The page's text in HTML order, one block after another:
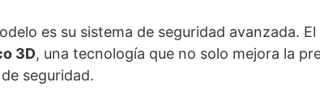
es su sistema de seguridad avanzada. El
3D, una tecnología que no solo mejora la
seguridad.